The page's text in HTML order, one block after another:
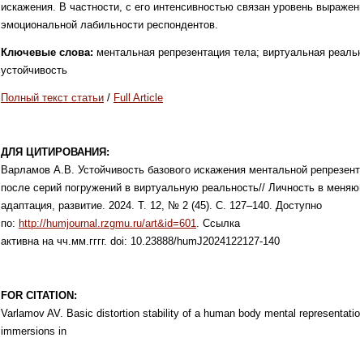
искажения. В частности, с его интенсивностью связан уровень
эмоциональной лабильности респондентов.
Ключевые слова: ментальная репрезентация тела; виртуальная
устойчивость
Полный текст статьи / Full Article
ДЛЯ ЦИТИРОВАНИЯ:
Варламов А.В. Устойчивость базового искажения ментальной
после серий погружений в виртуальную реальность// Личность в
адаптация, развитие. 2024. Т. 12, № 2 (45). С. 127–140. Доступно
по: http://humjournal.rzgmu.ru/art&id=601. Ссылка
активна на чч.мм.гггг. doi: 10.23888/humJ2024122127-140
FOR CITATION:
Varlamov AV. Basic distortion stability of a human body mental
immersions in